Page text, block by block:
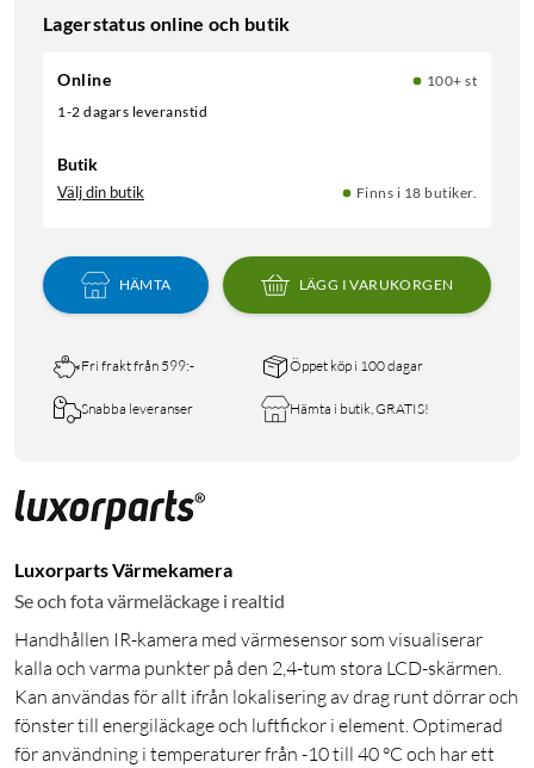
Lagerstatus online och butik
Online
100+ st
1-2 dagars leveranstid
Butik
Välj din butik Finns i 18 butiker.
HÄMTA LÄGG I VARUKORGEN
Fri frakt från 599:- Öppet köp i 100 dagar
Snabba leveranser Hämta i butik, GRATIS!
Luxorparts Värmekamera
Se och fota värmeläckage i realtid
Handhållen IR-kamera med värmesensor som visualiserar
kalla och varma punkter på den 2,4-tum stora LCD-skärmen.
Kan användas för allt ifrån lokalisering av drag runt dörrar och
fönster till energiläckage och luftfickor i element. Optimerad
för användning i temperaturer från -10 till 40 °C och har ett